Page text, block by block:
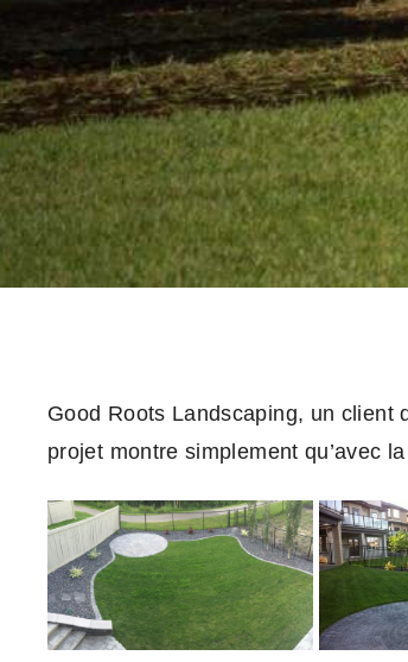
Good Roots Landscaping, un client
projet montre simplement qu’avec